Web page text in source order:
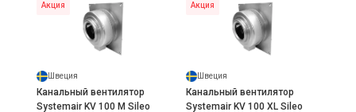
Акция
Швеция
Канальный вентилятор
Systemair KV 100 M Sileo
Акция
Швеция
Канальный вентилятор
Systemair KV 100 XL Sileo